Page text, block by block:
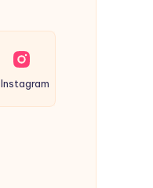
Instagram